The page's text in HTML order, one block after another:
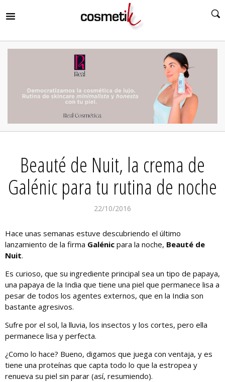
Beauté de Nuit, la crema de
Galénic para tu rutina de noche
22/10/2016
Hace unas semanas estuve descubriendo el último
lanzamiento de la firma Galénic para la noche, Beauté de
Nuit.
Es curioso, que su ingrediente principal sea un tipo de papaya,
una papaya de la India que tiene una piel que permanece lisa a
pesar de todos los agentes externos, que en la India son
bastante agresivos.
Sufre por el sol, la lluvia, los insectos y los cortes, pero ella
permanece lisa y perfecta.
¿Como lo hace? Bueno, digamos que juega con ventaja, y es
tiene una proteínas que capta todo lo que la estropea y
renueva su piel sin parar (así, resumiendo).